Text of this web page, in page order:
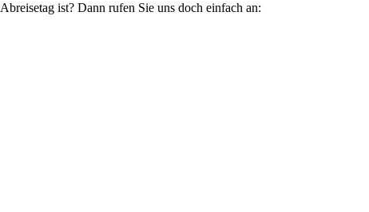
ist? Dann rufen Sie uns doch einfach an: